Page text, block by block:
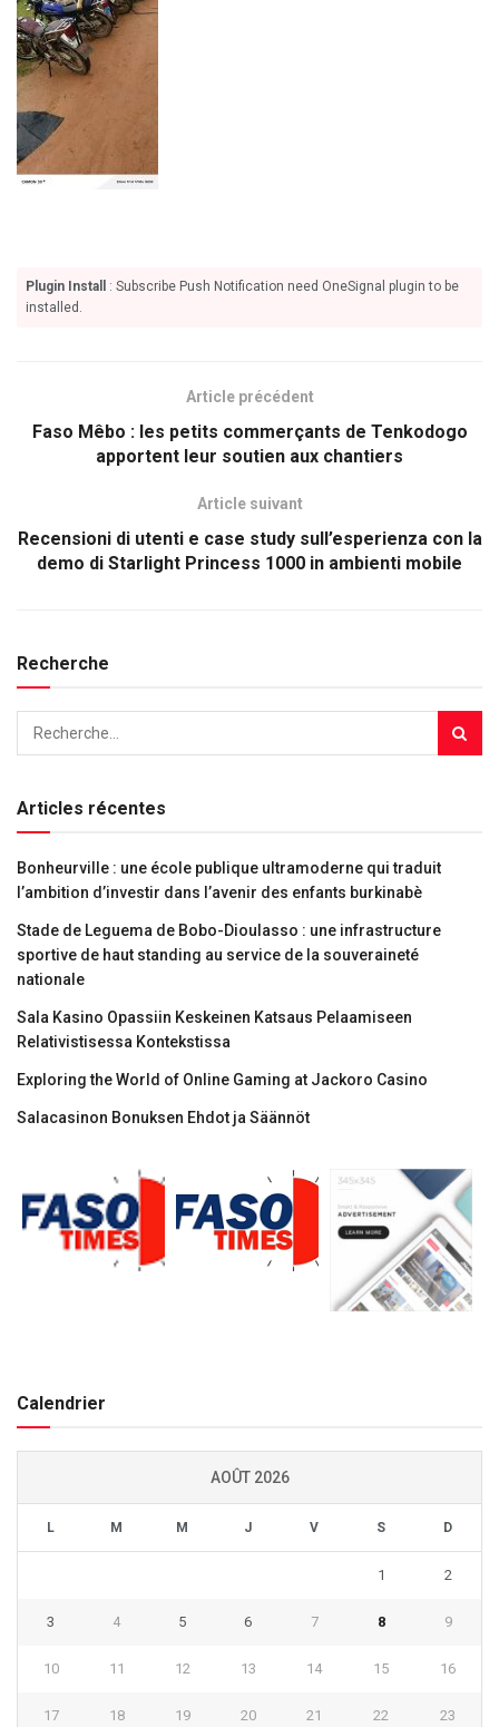
Plugin Install
: Subscribe Push Notification need OneSignal plugin to be
installed.
Article précédent
Faso Mêbo : les petits commerçants de Tenkodogo
apportent leur soutien aux chantiers
Article suivant
Recensioni di utenti e case study sull’esperienza con la
demo di Starlight Princess 1000 in ambienti mobile
Recherche
Articles récentes
Bonheurville : une école publique ultramoderne qui traduit
l’ambition d’investir dans l’avenir des enfants burkinabè
Stade de Leguema de Bobo-Dioulasso : une infrastructure
sportive de haut standing au service de la souveraineté
nationale
Sala Kasino Opassiin Keskeinen Katsaus Pelaamiseen
Relativistisessa Kontekstissa
Exploring the World of Online Gaming at Jackoro Casino
Salacasinon Bonuksen Ehdot ja Säännöt
Calendrier
AOÛT 2026
L M M J V S D
1 2
3 4 5 6 7 8 9
10 11 12 13 14 15 16
17 18 19 20 21 22 23